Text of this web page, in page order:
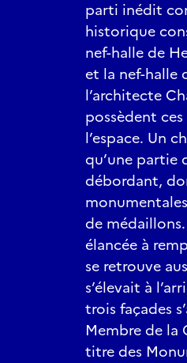
parti inédit
historique
nef-halle de
et la nef-halle
l’architecte
possèdent
l’espace. Un
qu’une partie
débordant,
de
élancée à
se retrouve
s’élevait à
trois façades
Membre de la
titre des